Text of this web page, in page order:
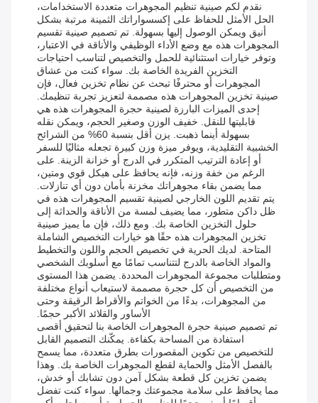
نقدم لكم صينية تنظيم المجوهرات متعددة الاستخدامات،
الحل الأمثل للحفاظ على إكسسواراتك الثمينة مرتبة بشكل
أنيق ويمكن الوصول إليها بسهولة. تم تصميم صينية تقسيم
المجوهرات هذه مع وضع الأداء الوظيفي والأناقة في الاعتبار،
وتوفر خيارات استثنائية للحمل والتخصيص لتناسب احتياجات
التخزين الفريدة الخاصة بك. سواء كنت من عشاق
المجوهرات أو محترفًا تبحث عن نظام تخزين فعال، فإن
صينية تخزين المجوهرات هذه مصممة لتعزيز تجربة تنظيمك.
إحدى الميزات البارزة لصينية حجرة المجوهرات هذه هي
قابليتها للنقل. خفيف الوزن وصغير الحجم، ويمكن نقله
بسهولة أينما ذهبت. يزن أقل بنسبة 60% من الشرائح
الخشبية التقليدية، ويوفر ميزة وزن كبيرة تجعله مثاليًا للسفر
أو إعادة الترتيب المتكرر في الدرج أو خزانة الزينة. على
الرغم من خفة وزنه، فإنه يحافظ على هيكل قوي ومتين،
مما يضمن بقاء مجوهراتك مخزنة بأمان دون أي تنازلات.
يتم تقديم اللون الخارجي لصينية تقسيم المجوهرات هذه في
ظل داكن متطور، مما يضيف لمسة من الأناقة والحداثة إلى
حلول التخزين الخاصة بك. ومع ذلك، فإن ما يميز صينية
تخزين المجوهرات هذه حقًا هو خيارات التخصيص الشاملة
المتاحة. لديك الحرية في تخصيص الحجم واللون والتخطيط
والمواد الخاصة بالدرج لتتناسب تمامًا مع أسلوبك الشخصي
ومتطلبات مجموعة المجوهرات المحددة. يضمن هذا المستوى
من التخصيص أن كل حجرة مصممة لاستيعاب أنواع مختلفة
من المجوهرات، بدءًا من الخواتم والأقراط الرقيقة وحتى
الأساور والقلائد الأكبر حجمًا.
تم تصميم صينية حجرة المجوهرات الخاصة بنا لتحقيق أقصى
استفادة من المساحة بكفاءة. يمكّنك التصميم القابل
للتخصيص من تكوين المقصورات بطرق متعددة، مما يسمح
بالفصل الأمثل والحماية لقطع المجوهرات الخاصة بك. وهذا
يضمن تخزين كل قطعة بشكل آمن دون تشابك أو خدش،
مما يحافظ على سلامة مجموعتك وجمالها. سواء كنت تفضل